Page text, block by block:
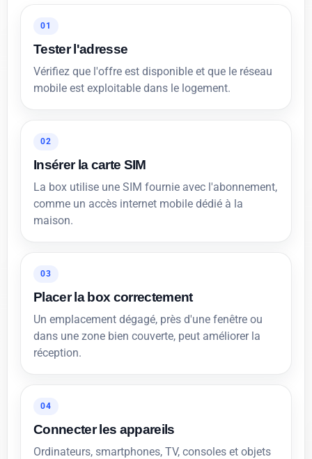
01
Tester l'adresse
Vérifiez que l'offre est disponible et que le réseau
mobile est exploitable dans le logement.
02
Insérer la carte SIM
La box utilise une SIM fournie avec l'abonnement,
comme un accès internet mobile dédié à la
maison.
03
Placer la box correctement
Un emplacement dégagé, près d'une fenêtre ou
dans une zone bien couverte, peut améliorer la
réception.
04
Connecter les appareils
Ordinateurs, smartphones, TV, consoles et objets